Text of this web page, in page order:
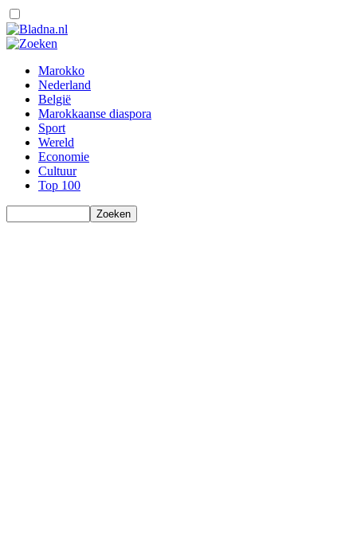
Marokko
Nederland
België
Marokkaanse diaspora
Sport
Wereld
Economie
Cultuur
Top 100